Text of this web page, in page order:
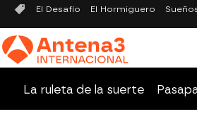
El Desafío El Hormiguero
La ruleta de la suerte